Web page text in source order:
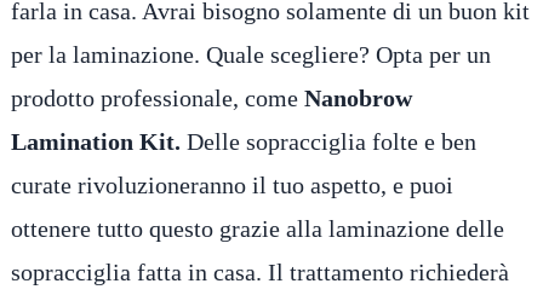
farla in casa. Avrai bisogno solamente di un buon kit
per la laminazione. Quale scegliere? Opta per un
prodotto professionale, come Nanobrow
Lamination Kit. Delle sopracciglia folte e ben
curate rivoluzioneranno il tuo aspetto, e puoi
ottenere tutto questo grazie alla laminazione delle
sopracciglia fatta in casa. Il trattamento richiederà